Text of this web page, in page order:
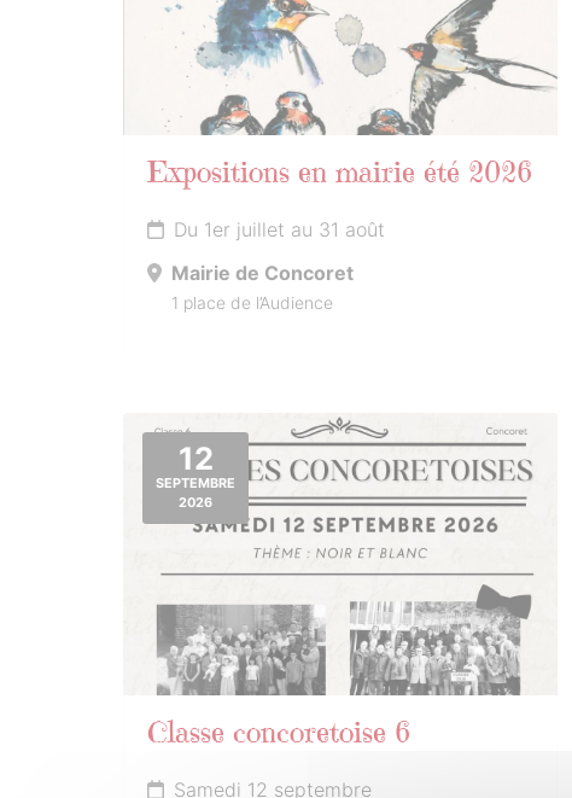
Expositions en mairie été 2026
Du 1er juillet au 31 août
Mairie de Concoret
1 place de l’Audience
12
SEPTEMBRE
2026
Classe concoretoise 6
Samedi 12 septembre